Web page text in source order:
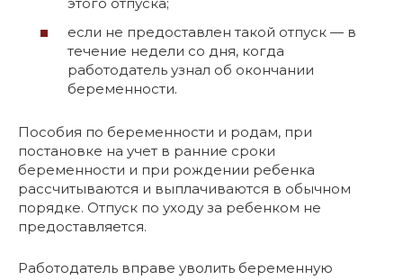
если не предоставлен такой отпуск — в
течение недели со дня, когда
работодатель узнал об окончании
беременности.
Пособия по беременности и родам, при
постановке на учет в ранние сроки
беременности и при рождении ребенка
рассчитываются и выплачиваются в обычном
порядке. Отпуск по уходу за ребенком не
предоставляется.
Работодатель вправе уволить беременную